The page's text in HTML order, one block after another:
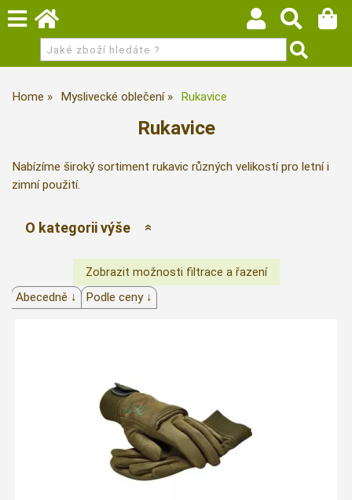
Home Myslivecké oblečení Rukavice
Rukavice
Nabízíme široký sortiment rukavic různých velikostí pro letní i
zimní použití.
O kategorii výše
Abecedně ↓ Podle ceny ↓